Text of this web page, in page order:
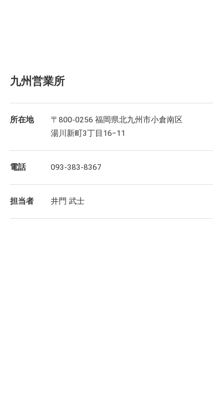
九州営業所
所在地
〒800-0256 福岡県北九州市小倉南区
湯川新町3丁目16−11
電話 093-383-8367
担当者 井門 武士